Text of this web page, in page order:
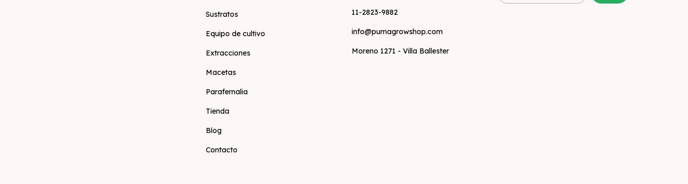
Sustratos
Equipo de cultivo
Extracciones
Macetas
Parafernalia
Tienda
Blog
Contacto
11-2823-9882
info@pumagrowshop.com
Moreno 1271 - Villa Ballester